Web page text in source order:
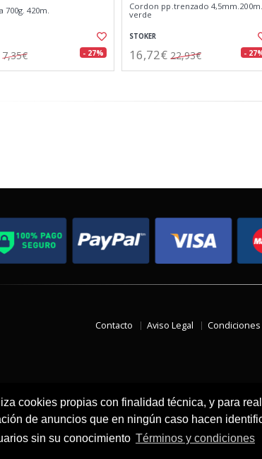
cookies propias con finalidad técnica, y para
de anuncios que en ningún caso hacen
sin su conocimiento Términos y condiciones
700g. 420m.
7,35€ - 27%
Cordon pp.trenzado 4,5mm.200m.
verde
STOKER
16,72€ 22,93€ -
Contacto Aviso Legal